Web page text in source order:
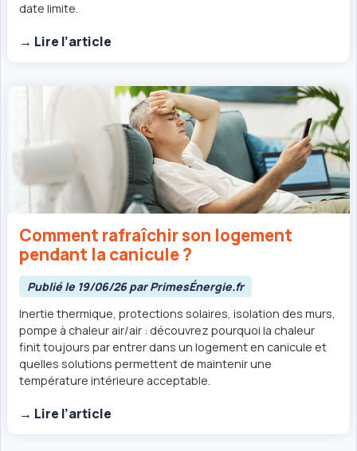
date limite.
→ Lire l’article
Comment rafraîchir son logement
pendant la canicule ?
Publié le 19/06/26 par PrimesÉnergie.fr
Inertie thermique, protections solaires, isolation des murs,
pompe à chaleur air/air : découvrez pourquoi la chaleur
finit toujours par entrer dans un logement en canicule et
quelles solutions permettent de maintenir une
température intérieure acceptable.
→ Lire l’article